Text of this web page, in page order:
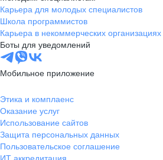
Карьера для молодых специалистов
Школа программистов
Карьера в некоммерческих организациях
Боты для уведомлений
Мобильное приложение
Этика и комплаенс
Оказание услуг
Использование сайтов
Защита персональных данных
Пользовательское соглашение